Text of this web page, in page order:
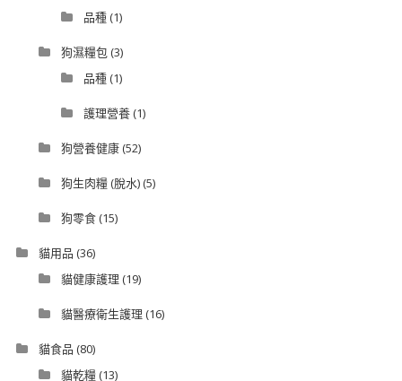
品種(1)
狗濕糧包(3)
品種(1)
護理營養(1)
狗營養健康(52)
狗生肉糧 (脫水)(5)
狗零食(15)
貓用品 (36)
貓健康護理 (19)
貓醫療衛生護理 (16)
貓食品 (80)
貓乾糧(13)